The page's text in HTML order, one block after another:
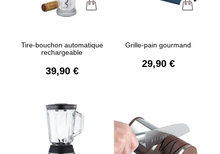
Tire-bouchon automatique
rechargeable
39,90 €
Grille-pain gourmand
29,90 €